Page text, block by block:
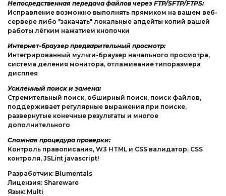
Непосредственная передача файлов через FTP/SFTP/FTPS:
Исправление возможно выполнять прямиком на вашем веб-
сервере либо "закачать" локальные апдейты копий вашей
работы лёгким нажатием кнопочки
Интернет-браузер предварительный просмотр:
Интегрированный мульти-браузер начального просмотра,
система деления монитора, отлаживание типоразмера
дисплея
Усиленный поиск и замена:
Стремительный поиск, обширный поиск, поиск файлов,
поддерживает регулярные выражения при поиске,
развернутые конечные результаты и многое
дополнительного
Сложная процедура проверки:
Контроль правописания, W3 HTML и CSS валидатор, CSS
контроля, JSLint javascript!
Разработчик: Blumentals
Лицензия: Shareware
Язык: Multi